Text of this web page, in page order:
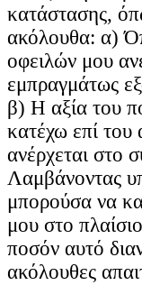
κατάστασης,
ακόλουθα: α)
οφειλών μου
εμπραγμάτως
β) Η αξία του
κατέχω επί του
ανέρχεται στο
Λαμβάνοντας
μπορούσα να
μου στο
ποσόν αυτό
ακόλουθες